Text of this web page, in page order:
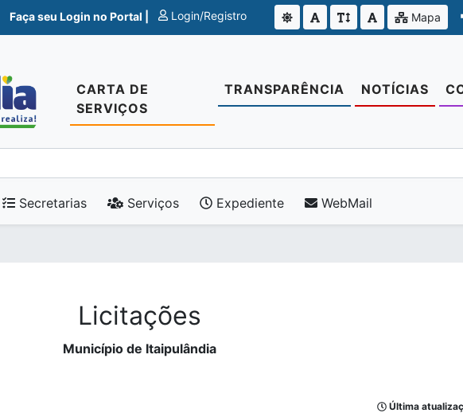
Faça seu Login no Portal | Login/Registro Mapa
CARTA DE
SERVIÇOS
TRANSPARÊNCIA NOTÍCIAS
Secretarias Serviços Expediente WebMail
Licitações
Município de Itaipulândia
Última